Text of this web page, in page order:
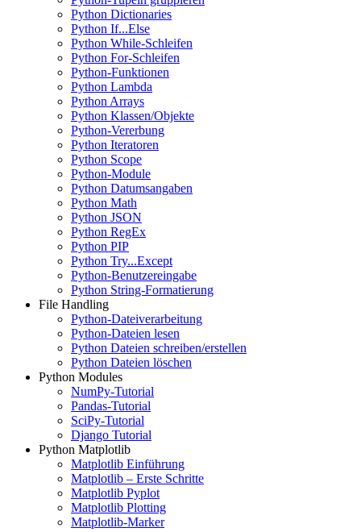
Python Dictionaries
Python If...Else
Python While-Schleifen
Python For-Schleifen
Python-Funktionen
Python Lambda
Python Arrays
Python Klassen/Objekte
Python-Vererbung
Python Iteratoren
Python Scope
Python-Module
Python Datumsangaben
Python Math
Python JSON
Python RegEx
Python PIP
Python Try...Except
Python-Benutzereingabe
Python String-Formatierung
File Handling
Python-Dateiverarbeitung
Python-Dateien lesen
Python Dateien schreiben/erstellen
Python Dateien löschen
Python Modules
NumPy-Tutorial
Pandas-Tutorial
SciPy-Tutorial
Django Tutorial
Python Matplotlib
Matplotlib Einführung
Matplotlib – Erste Schritte
Matplotlib Pyplot
Matplotlib Plotting
Matplotlib-Marker